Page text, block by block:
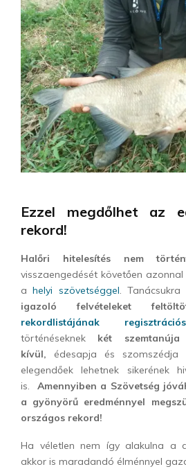
Ezzel megdőlhet az
rekord!
Halőri hitelesítés nem
visszaengedését követően
ahelyi szövetséggel.
igazoló felvételeket
rekordlistájának
történéseknek két
kívül, édesapja és szomszédja
elegendőek lehetnek sikerének
is. Amennyiben a Szövetség
a gyönyörű eredménnyel
országos rekord!
Ha véletlen nem így alakulna a
akkor is maradandó élménnyel